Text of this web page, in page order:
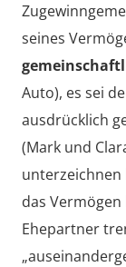
seines
Auto), es sei
ausdrücklich
(Mark und
unterzeichnen
das
Ehepartner